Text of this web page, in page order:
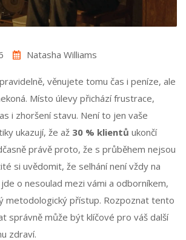
Natasha Williams
věnujete tomu čas i peníze, ale
Místo úlevy přichází frustrace,
i zhoršení stavu. Není to jen vaše
ukazují, že až 30 % klientů ukončí
právě proto, že s průběhem nejsou
si uvědomit, že selhání není vždy na
o nesoulad mezi vámi a odborníkem,
metodologický přístup. Rozpoznat tento
správně může být klíčové pro váš další
zdraví.